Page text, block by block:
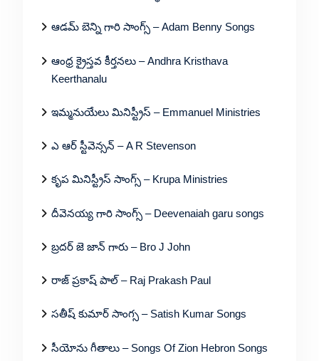
ఆడమ్ బెన్ని గారి సాంగ్స్ – Adam Benny Songs
ఆంధ్ర క్రైస్తవ కీర్తనలు – Andhra Kristhava
Keerthanalu
ఇమ్మనుయేలు మినిస్ట్రీస్ – Emmanuel Ministries
ఎ ఆర్ స్టీవెన్సన్ – A R Stevenson
కృప మినిస్ట్రీస్ సాంగ్స్ – Krupa Ministries
దీవెనయ్య గారి సాంగ్స్ – Deevenaiah garu songs
బ్రదర్ జె జాన్ గారు – Bro J John
రాజ్ ప్రకాష్ పాల్ – Raj Prakash Paul
సతీష్ కుమార్ సాంగ్స – Satish Kumar Songs
సీయోను గీతాలు – Songs Of Zion Hebron Songs